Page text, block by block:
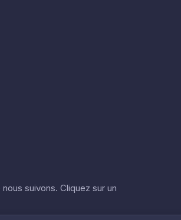
suivons. Cliquez sur un